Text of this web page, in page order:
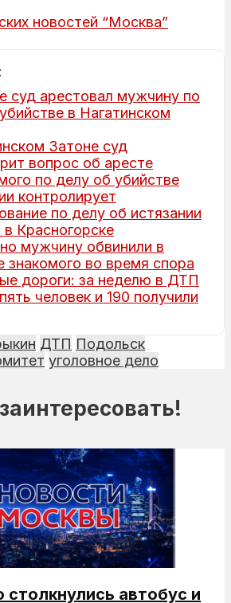
новостей “Москва”
суд арестовал мужчину по
в Нагатинском
Затоне суд
вопрос об аресте
по делу об убийстве
контролирует
по делу об истязании
Красногорске
мужчину обвинили в
знакомого во время спора
дороги: за неделю в ДТП
человек и 190 получили
ДТП Подольск
уголовное дело
автобус и